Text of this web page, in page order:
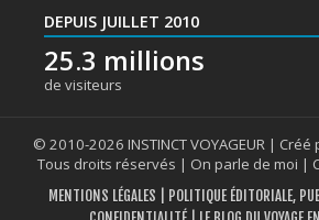
DEPUIS JUILLET 2010
25.3 millions
de visiteurs
© 2010-2026 INSTINCT VOYAGEUR |
Tous droits réservés | On parle de moi |
MENTIONS LÉGALES POLITIQUE ÉDITORIALE,